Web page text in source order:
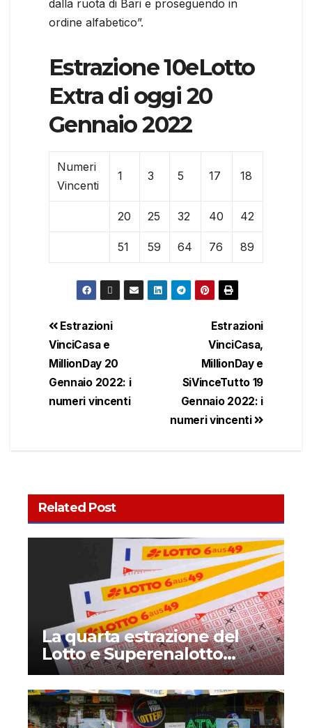
dalla ruota di Bari e proseguendo in
ordine alfabetico”.
Estrazione 10eLotto
Extra di oggi 20
Gennaio 2022
Numeri
Vincenti
1 3 5 17 18
20 25 32 40 42
51 59 64 76 89
Estrazioni
VinciCasa,
MillionDay e
SiVinceTutto 19
Gennaio 2022: i
numeri vincenti
Estrazioni
VinciCasa e
MillionDay 20
Gennaio 2022: i
numeri vincenti
Related Post
La quarta estrazione del
Lotto e Superenalotto
diventerà permanente?
Quando inizia e che novità
introduce?